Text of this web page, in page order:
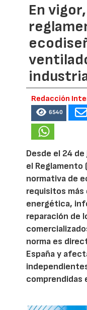
En
Redacción
6540
Desde el 24
el Reglamento
normativa de
requisitos
energética,
reparación de
norma es
España y
comprendidas